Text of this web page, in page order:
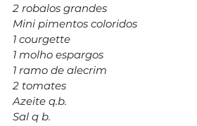
2 robalos grandes
Mini pimentos coloridos
1 courgette
1 molho espargos
1 ramo de alecrim
2 tomates
Azeite q.b.
Sal q b.